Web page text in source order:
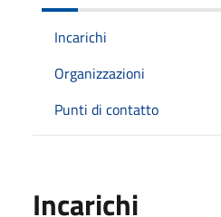
Incarichi
Organizzazioni
Punti di contatto
Incarichi